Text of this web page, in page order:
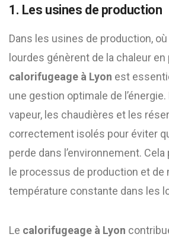
1. Les usines de production
Dans les usines de production,
lourdes génèrent de la chaleur
calorifugeage à Lyon est
une gestion optimale de
vapeur, les chaudières et les
correctement isolés pour éviter
perde dans l’environnement.
le processus de production et de
température constante dans les
Le calorifugeage à Lyon